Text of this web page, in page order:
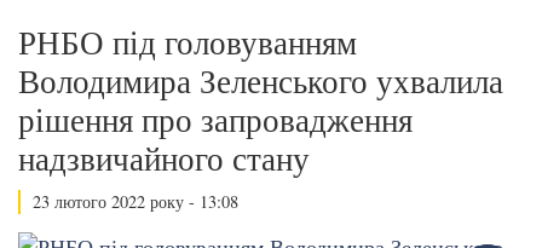
РНБО під головуванням
Володимира Зеленського ухвалила
рішення про запровадження
надзвичайного стану
23 лютого 2022 року - 13:08